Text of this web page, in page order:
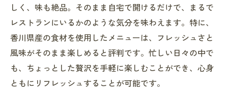
しく、味も絶品。そのまま自宅で開けるだけで、まるで
レストランにいるかのような気分を味わえます。特に、
香川県産の食材を使用したメニューは、フレッシュさと
風味がそのまま楽しめると評判です。忙しい日々の中で
も、ちょっとした贅沢を手軽に楽しむことができ、心身
ともにリフレッシュすることが可能です。